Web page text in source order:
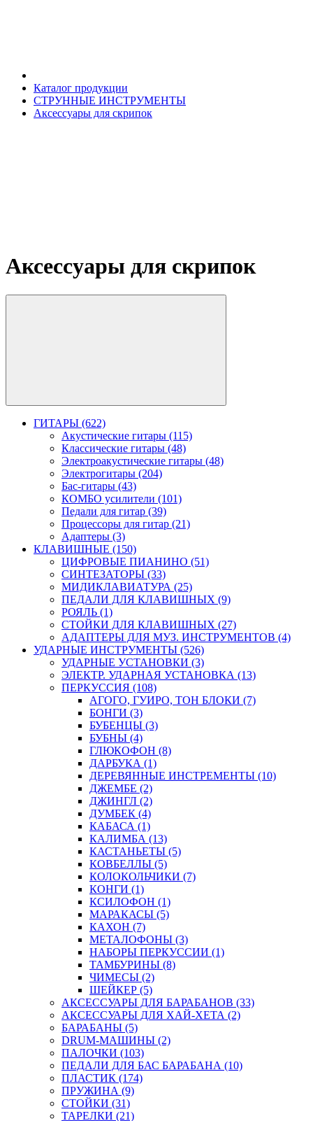
Каталог продукции
СТРУННЫЕ ИНСТРУМЕНТЫ
Аксессуары для скрипок
Аксессуары для скрипок
ГИТАРЫ (622)
Акустические гитары (115)
Классические гитары (48)
Электроакустические гитары (48)
Электрогитары (204)
Бас-гитары (43)
КОМБО усилители (101)
Педали для гитар (39)
Процессоры для гитар (21)
Адаптеры (3)
КЛАВИШНЫЕ (150)
ЦИФРОВЫЕ ПИАНИНО (51)
СИНТЕЗАТОРЫ (33)
МИДИКЛАВИАТУРА (25)
ПЕДАЛИ ДЛЯ КЛАВИШНЫХ (9)
РОЯЛЬ (1)
СТОЙКИ ДЛЯ КЛАВИШНЫХ (27)
АДАПТЕРЫ ДЛЯ МУЗ. ИНСТРУМЕНТОВ (4)
УДАРНЫЕ ИНСТРУМЕНТЫ (526)
УДАРНЫЕ УСТАНОВКИ (3)
ЭЛЕКТР. УДАРНАЯ УСТАНОВКА (13)
ПЕРКУССИЯ (108)
АГОГО, ГУИРО, ТОН БЛОКИ (7)
БОНГИ (3)
БУБЕНЦЫ (3)
БУБНЫ (4)
ГЛЮКОФОН (8)
ДАРБУКА (1)
ДЕРЕВЯННЫЕ ИНСТРЕМЕНТЫ (10)
ДЖЕМБЕ (2)
ДЖИНГЛ (2)
ДУМБЕК (4)
КАБАСА (1)
КАЛИМБА (13)
КАСТАНЬЕТЫ (5)
КОВБЕЛЛЫ (5)
КОЛОКОЛЬЧИКИ (7)
КОНГИ (1)
КСИЛОФОН (1)
МАРАКАСЫ (5)
КАХОН (7)
МЕТАЛОФОНЫ (3)
НАБОРЫ ПЕРКУССИИ (1)
ТАМБУРИНЫ (8)
ЧИМЕСЫ (2)
ШЕЙКЕР (5)
АКСЕССУАРЫ ДЛЯ БАРАБАНОВ (33)
АКСЕССУАРЫ ДЛЯ ХАЙ-ХЕТА (2)
БАРАБАНЫ (5)
DRUM-МАШИНЫ (2)
ПАЛОЧКИ (103)
ПЕДАЛИ ДЛЯ БАС БАРАБАНА (10)
ПЛАСТИК (174)
ПРУЖИНА (9)
СТОЙКИ (31)
ТАРЕЛКИ (21)